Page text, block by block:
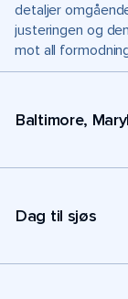
detaljer
justeringen og
mot all
Baltimore,
Dag til sjøs